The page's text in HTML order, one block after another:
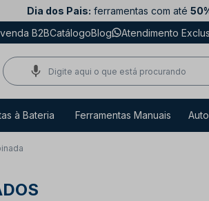
Dia dos Pais: ferramentas com até
B2BCatálogoBlog Atendimento
à Bateria Ferramentas Manuais